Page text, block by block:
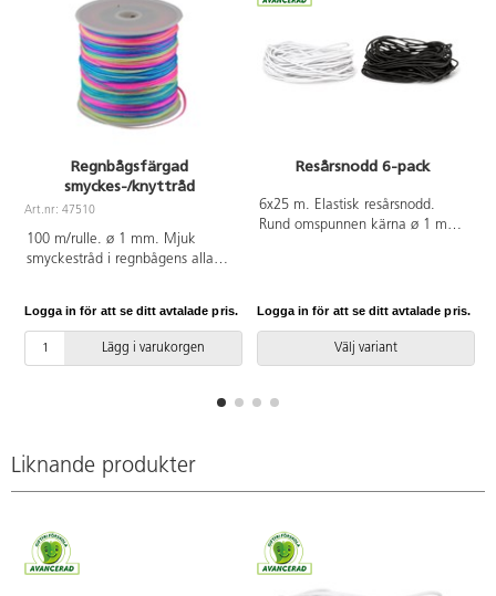
Regnbågsfärgad
smyckes-/knyttråd
Art.nr: 47510
100 m/rulle. ø 1 mm. Mjuk
smyckestråd i regnbågens alla
Logga in för att se ditt avtalade pris.
Lägg i varukorgen
Resårsnodd 6-pack
6x25 m. Elastisk resårsnodd.
Rund omspunnen kärna ø 1 mm.
Logga in för att se ditt avtalade pris.
Välj variant
Liknande produkter